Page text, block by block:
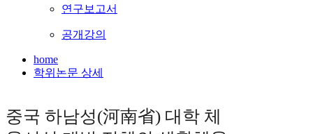
연구보고서
공개강의
home
학위논문 상세
중국 하남성(河南省) 대학 체